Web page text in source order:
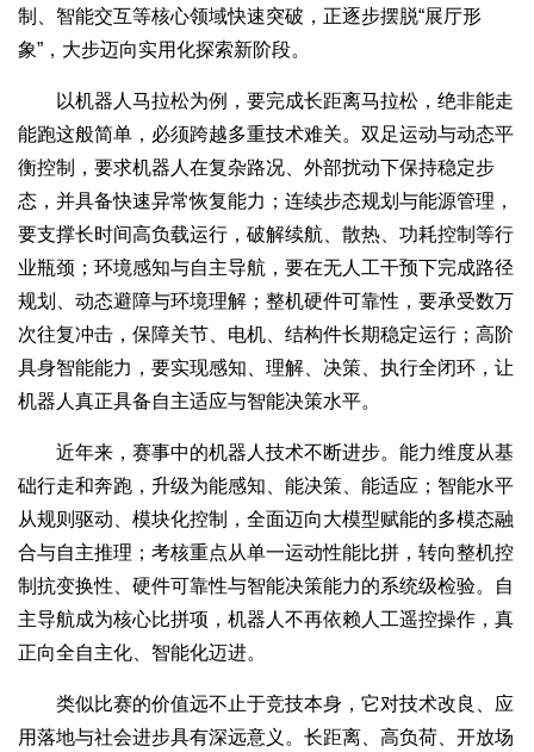
制、智能交互等核心领域快速突破，正逐步摆脱“展厅形
象”，大步迈向实用化探索新阶段。
以机器人马拉松为例，要完成长距离马拉松，绝非能走
能跑这般简单，必须跨越多重技术难关。双足运动与动态平
衡控制，要求机器人在复杂路况、外部扰动下保持稳定步
态，并具备快速异常恢复能力；连续步态规划与能源管理，
要支撑长时间高负载运行，破解续航、散热、功耗控制等行
业瓶颈；环境感知与自主导航，要在无人工干预下完成路径
规划、动态避障与环境理解；整机硬件可靠性，要承受数万
次往复冲击，保障关节、电机、结构件长期稳定运行；高阶
具身智能能力，要实现感知、理解、决策、执行全闭环，让
机器人真正具备自主适应与智能决策水平。
近年来，赛事中的机器人技术不断进步。能力维度从基
础行走和奔跑，升级为能感知、能决策、能适应；智能水平
从规则驱动、模块化控制，全面迈向大模型赋能的多模态融
合与自主推理；考核重点从单一运动性能比拼，转向整机控
制抗变换性、硬件可靠性与智能决策能力的系统级检验。自
主导航成为核心比拼项，机器人不再依赖人工遥控操作，真
正向全自主化、智能化迈进。
类似比赛的价值远不止于竞技本身，它对技术改良、应
用落地与社会进步具有深远意义。长距离、高负荷、开放场